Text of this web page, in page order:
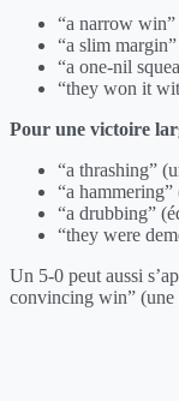
“a narrow
“a slim
“a one-nil
“they won it
Pour une victoire
“a thrashing”
“a
“a drubbing”
“they were
Un 5-0 peut aussi
convincing win” (une